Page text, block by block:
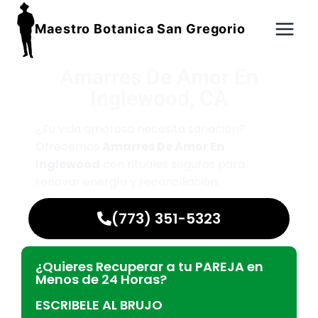
Maestro Botanica San Gregorio
(773) 351-5323
¿Quieres Recuperar a tu PAREJA en
Menos de 24 Horas?
ESCRIBELE AL BRUJO